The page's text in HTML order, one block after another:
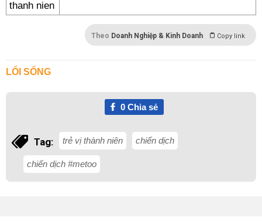
Theo Doanh Nghiệp & Kinh Doanh Copy link
LỐI SỐNG
0Chia sẻ
Tag: trẻ vị thành niên chiến dịch
chiến dịch #metoo